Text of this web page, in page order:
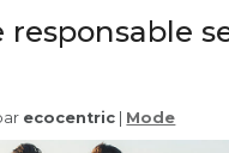
responsable
ecocentric Mode